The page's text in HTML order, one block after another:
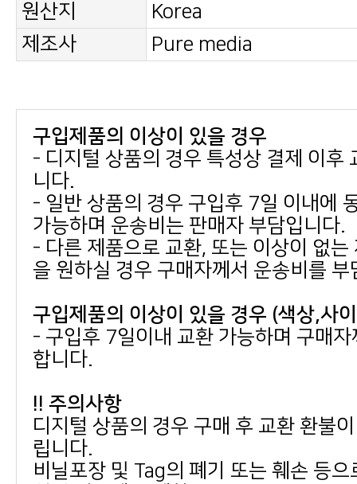
원산지
Korea
제조사
Pure media
구입제품의 이상이 있을 경우
니다.
가능하며 운송비는 판매자 부담입니다.
을 원하실 경우 구매자께서 운송비를 부
구입제품의 이상이 있을 경우 (색상,사
합니다.
!! 주의사항
립니다.